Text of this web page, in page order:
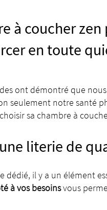
à coucher
en toute
ont démontré que
seulement notre santé
sa chambre à
literie de
dédié, il y a un élément
à vos besoinsvous